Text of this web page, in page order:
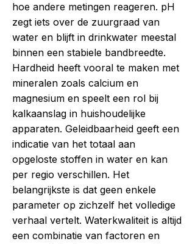
hoe andere metingen reageren. pH
zegt iets over de zuurgraad van
water en blijft in drinkwater meestal
binnen een stabiele bandbreedte.
Hardheid heeft vooral te maken met
mineralen zoals calcium en
magnesium en speelt een rol bij
kalkaanslag in huishoudelijke
apparaten. Geleidbaarheid geeft een
indicatie van het totaal aan
opgeloste stoffen in water en kan
per regio verschillen. Het
belangrijkste is dat geen enkele
parameter op zichzelf het volledige
verhaal vertelt. Waterkwaliteit is altijd
een combinatie van factoren en